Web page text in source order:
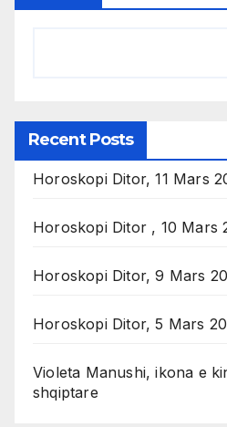
Recent Posts
Horoskopi Ditor, 11 Mars
Horoskopi Ditor , 10 Mars
Horoskopi Ditor, 9 Mars
Horoskopi Ditor, 5 Mars
Violeta Manushi, ikona e
shqiptare